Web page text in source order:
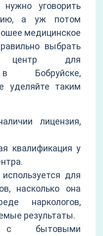
уговорить
а уж потом
медицинское
выбрать
центр для
в Бобруйске,
уделяйте таким
лицензия,
квалификация у
для
насколько она
наркологов,
результаты.
с бытовыми